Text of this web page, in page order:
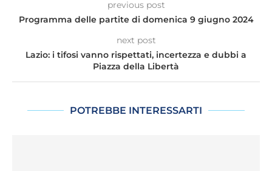
previous post
Programma delle partite di domenica 9 giugno 2024
next post
Lazio: i tifosi vanno rispettati, incertezza e dubbi a
Piazza della Libertà
POTREBBE INTERESSARTI